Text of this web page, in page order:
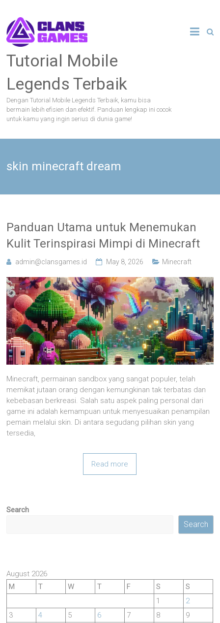
content
Tutorial Mobile
Legends Terbaik
Dengan Tutorial Mobile Legends Terbaik, kamu bisa
bermain lebih efisien dan efektif. Panduan lengkap ini cocok
untuk kamu yang ingin serius di dunia game!
skin minecraft dream
Panduan Utama untuk Menemukan
Kulit Terinspirasi Mimpi di Minecraft
admin@clansgames.id May 8, 2026 Minecraft
Minecraft, permainan sandbox yang sangat populer, telah
memikat jutaan orang dengan kemungkinan tak terbatas dan
kebebasan berkreasi. Salah satu aspek paling personal dari
game ini adalah kemampuan untuk menyesuaikan penampilan
pemain melalui skin. Di antara segudang pilihan skin yang
tersedia,
Read more
Search
Search
August 2026
M
T W T F S
S
1
2
3
4 5 6 7 8
9